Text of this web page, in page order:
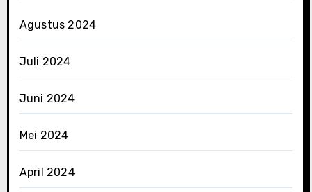
Agustus 2024
Juli 2024
Juni 2024
Mei 2024
April 2024